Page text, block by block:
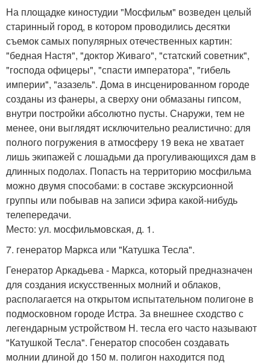
На площадке киностудии "Мосфильм" возведен целый
старинный город, в котором проводились десятки
съемок самых популярных отечественных картин:
"бедная Настя", "доктор Живаго", "статский советник",
"господа офицеры", "спасти императора", "гибель
империи", "азазель". Дома в инсценированном городе
созданы из фанеры, а сверху они обмазаны гипсом,
внутри постройки абсолютно пусты. Снаружи, тем не
менее, они выглядят исключительно реалистично: для
полного погружения в атмосферу 19 века не хватает
лишь экипажей с лошадьми да прогуливающихся дам в
длинных подолах. Попасть на территорию мосфильма
можно двумя способами: в составе экскурсионной
группы или побывав на записи эфира какой-нибудь
телепередачи.
Место: ул. мосфильмовская, д. 1.
7. генератор Маркса или "Катушка Тесла".
Генератор Аркадьева - Маркса, который предназначен
для создания искусственных молний и облаков,
располагается на открытом испытательном полигоне в
подмосковном городе Истра. За внешнее сходство с
легендарным устройством Н. тесла его часто называют
"Катушкой Тесла". Генератор способен создавать
молнии длиной до 150 м. полигон находится под